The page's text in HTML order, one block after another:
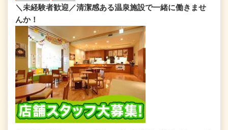
＼未経験者歓迎／清潔感ある温泉施設で一緒に働きませ
んか！